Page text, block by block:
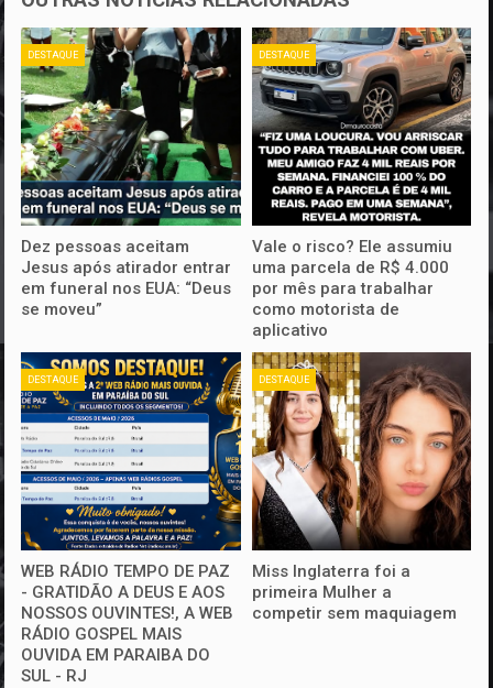
DESTAQUE
Dez pessoas aceitam
Jesus após atirador entrar
em funeral nos EUA: “Deus
se moveu”
DESTAQUE
Vale o risco? Ele assumiu
uma parcela de R$ 4.000
por mês para trabalhar
como motorista de
aplicativo
DESTAQUE
WEB RÁDIO TEMPO DE PAZ
- GRATIDÃO A DEUS E AOS
NOSSOS OUVINTES!, A WEB
RÁDIO GOSPEL MAIS
OUVIDA EM PARAIBA DO
SUL - RJ
DESTAQUE
Miss Inglaterra foi a
primeira Mulher a
competir sem maquiagem